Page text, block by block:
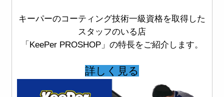
キーパーのコーティング技術一級資格を取得した
スタッフのいる店
「KeePer PROSHOP」の特長をご紹介します。
詳しく見る